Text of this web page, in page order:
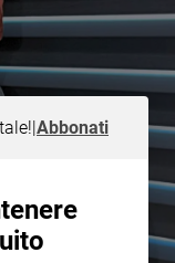
|Abbonati